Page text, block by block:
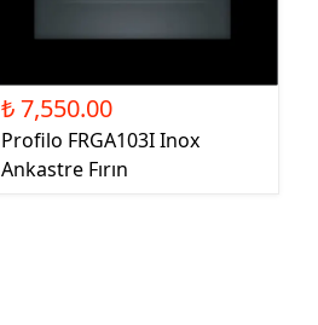
₺ 7,550.00
Profilo FRGA103I Inox
Ankastre Fırın